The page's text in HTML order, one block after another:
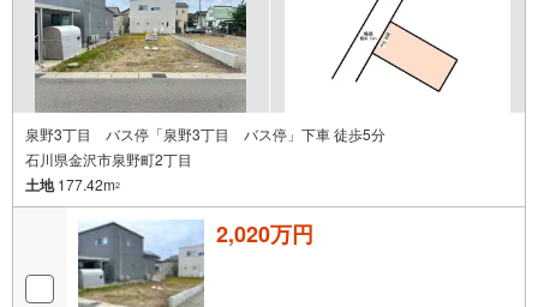
泉野3丁目 バス停「泉野3丁目 バス停」下車 徒歩5分
石川県金沢市泉野町2丁目
土地177.42m2
2,020万円